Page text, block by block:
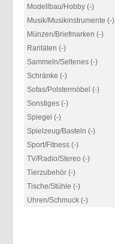
Modellbau/Hobby (-)
Musik/Musikinstrumente (-)
Münzen/Briefmarken (-)
Raritäten (-)
Sammeln/Seltenes (-)
Schränke (-)
Sofas/Polstermöbel (-)
Sonstiges (-)
Spiegel (-)
Spielzeug/Basteln (-)
Sport/Fitness (-)
TV/Radio/Stereo (-)
Tierzubehör (-)
Tische/Stühle (-)
Uhren/Schmuck (-)